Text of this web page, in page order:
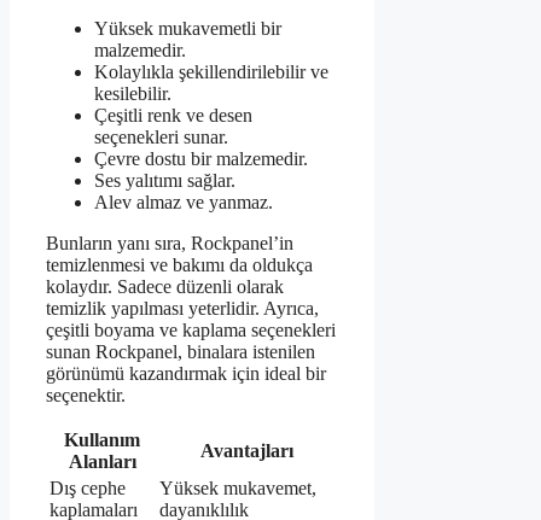
Yüksek mukavemetli bir
malzemedir.
Kolaylıkla şekillendirilebilir ve
kesilebilir.
Çeşitli renk ve desen
seçenekleri sunar.
Çevre dostu bir malzemedir.
Ses yalıtımı sağlar.
Alev almaz ve yanmaz.
Bunların yanı sıra, Rockpanel’in
temizlenmesi ve bakımı da oldukça
kolaydır. Sadece düzenli olarak
temizlik yapılması yeterlidir. Ayrıca,
çeşitli boyama ve kaplama seçenekleri
sunan Rockpanel, binalara istenilen
görünümü kazandırmak için ideal bir
seçenektir.
Kullanım
Alanları
Avantajları
Dış cephe
kaplamaları
Yüksek mukavemet,
dayanıklılık